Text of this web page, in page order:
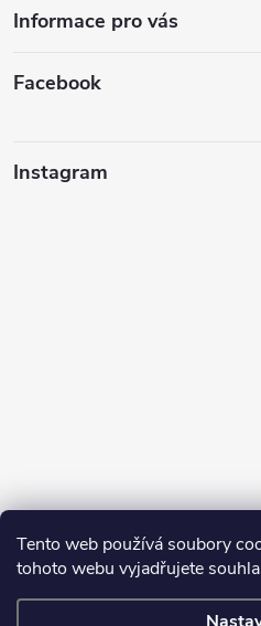
Tento web používá soubory
tohoto webu vyjadřujete
Informace pro vás
Facebook
Instagram
Sledovat na